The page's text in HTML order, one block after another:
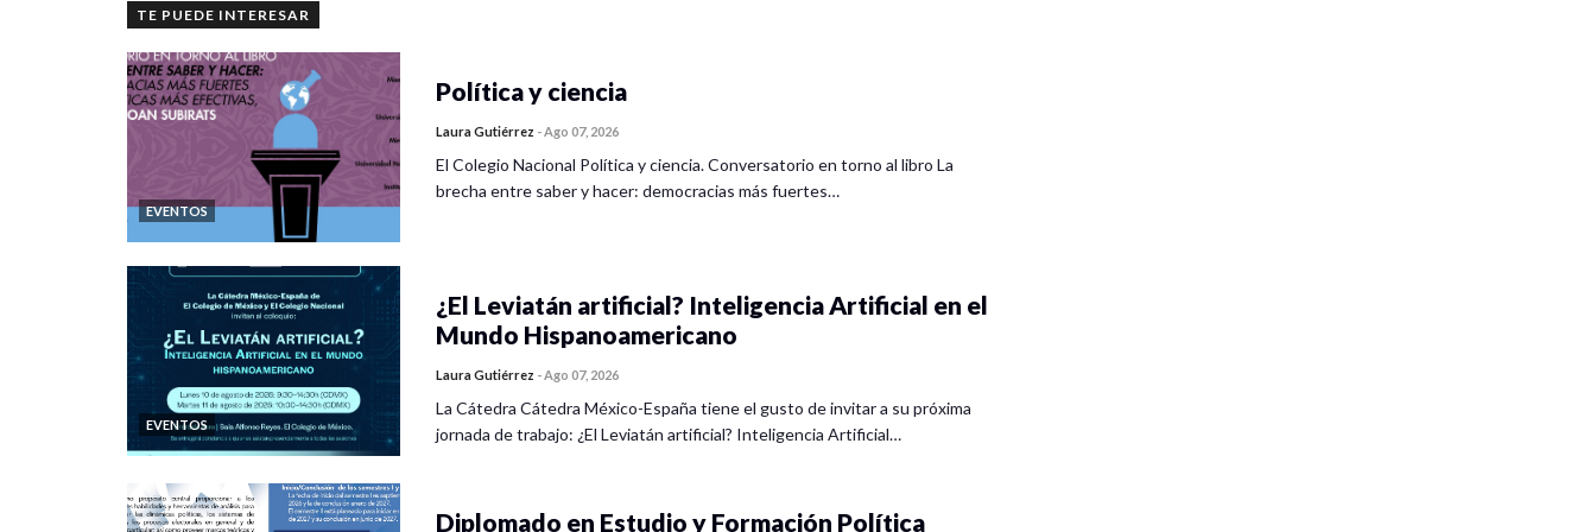
seo, cuentas falsas (sockpuppeting
desde la de Obama en 2008 hasta las intervenciones de
mexicanos. Seconcluye
que en algunos ámbitos las TIC disminuyen la calidad de la democracia y en
otros pueden incrementar la participación ciudadana.
TE PUEDE INTERESAR
EVENTOS
Política y ciencia
Laura Gutiérrez - Ago 07, 2026
El Colegio Nacional Política y ciencia. Conversatorio en torno al libro La
brecha entre saber y hacer: democracias más fuertes…
EVENTOS
¿El Leviatán artificial? Inteligencia Artificial en el
Mundo Hispanoamericano
Laura Gutiérrez - Ago 07, 2026
La Cátedra Cátedra México-España tiene el gusto de invitar a su próxima
jornada de trabajo: ¿El Leviatán artificial? Inteligencia Artificial…
Diplomado en Estudio y Formación Política